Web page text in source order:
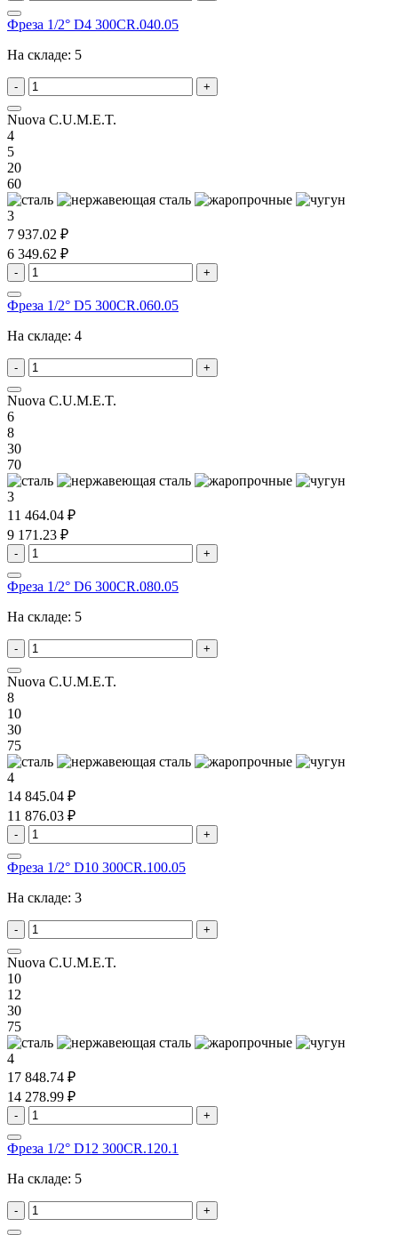
Фреза 1/2° D4 300CR.040.05
На складе: 5
- +
Nuova C.U.M.E.T.
4
5
20
60
3
7 937.02 ₽
6 349.62 ₽
- +
Фреза 1/2° D5 300CR.060.05
На складе: 4
- +
Nuova C.U.M.E.T.
6
8
30
70
3
11 464.04 ₽
9 171.23 ₽
- +
Фреза 1/2° D6 300CR.080.05
На складе: 5
- +
Nuova C.U.M.E.T.
8
10
30
75
4
14 845.04 ₽
11 876.03 ₽
- +
Фреза 1/2° D10 300CR.100.05
На складе: 3
- +
Nuova C.U.M.E.T.
10
12
30
75
4
17 848.74 ₽
14 278.99 ₽
- +
Фреза 1/2° D12 300CR.120.1
На складе: 5
- +